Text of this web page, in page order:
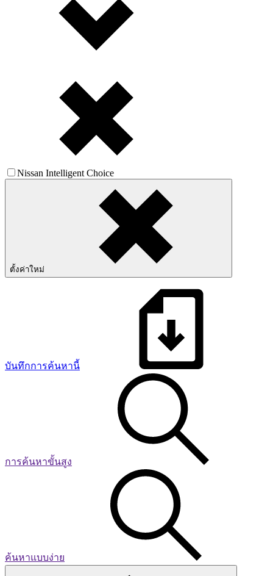
Nissan Intelligent Choice
ตั้งค่าใหม่
บันทึกการค้นหานี้
การค้นหาขั้นสูง
ค้นหาแบบง่าย